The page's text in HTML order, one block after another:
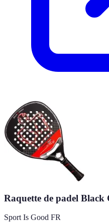
Raquette de padel
Sport Is Good FR